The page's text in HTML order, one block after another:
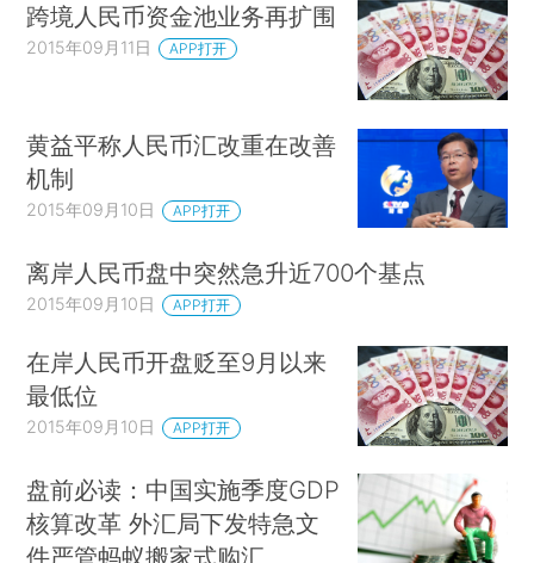
跨境人民币资金池业务再扩围
2015年09月11日 APP打开
黄益平称人民币汇改重在改善
机制
2015年09月10日 APP打开
离岸人民币盘中突然急升近700个基点
2015年09月10日 APP打开
在岸人民币开盘贬至9月以来
最低位
2015年09月10日 APP打开
盘前必读：中国实施季度GDP
核算改革 外汇局下发特急文
件严管蚂蚁搬家式购汇